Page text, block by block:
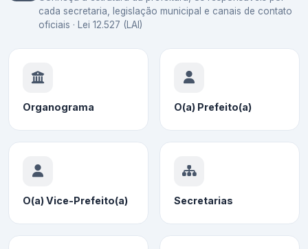
cada secretaria, legislação municipal e canais de contato
oficiais · Lei 12.527 (LAI)
Organograma O(a) Prefeito(a)
O(a) Vice-Prefeito(a) Secretarias